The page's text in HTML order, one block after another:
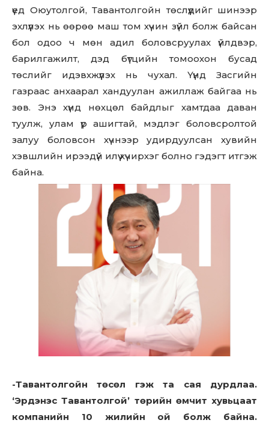
үед Оюутолгой, Тавантолгойн төслүүдийг шинээр
эхлүүлэх нь өөрөө маш том хүчин зүйл болж байсан
бол одоо ч мөн адил боловсруулах үйлдвэр,
барилгажилт, дэд бүтцийн томоохон бусад
төслийг идэвхжүүлэх нь чухал. Үүнд Засгийн
газраас анхаарал хандуулан ажиллаж байгаа нь
зөв. Энэ хүнд нөхцөл байдлыг хамтдаа даван
туулж, улам үр ашигтай, мэдлэг боловсролтой
залуу боловсон хүчнээр удирдуулсан хувийн
хэвшлийн ирээдүй илүү хүчирхэг болно гэдэгт итгэж
байна.
-Тавантолгойн төсөл гэж та сая дурдлаа.
‘Эрдэнэс Тавантолгой’ төрийн өмчит хувьцаат
компанийн 10 жилийн ой болж байна.